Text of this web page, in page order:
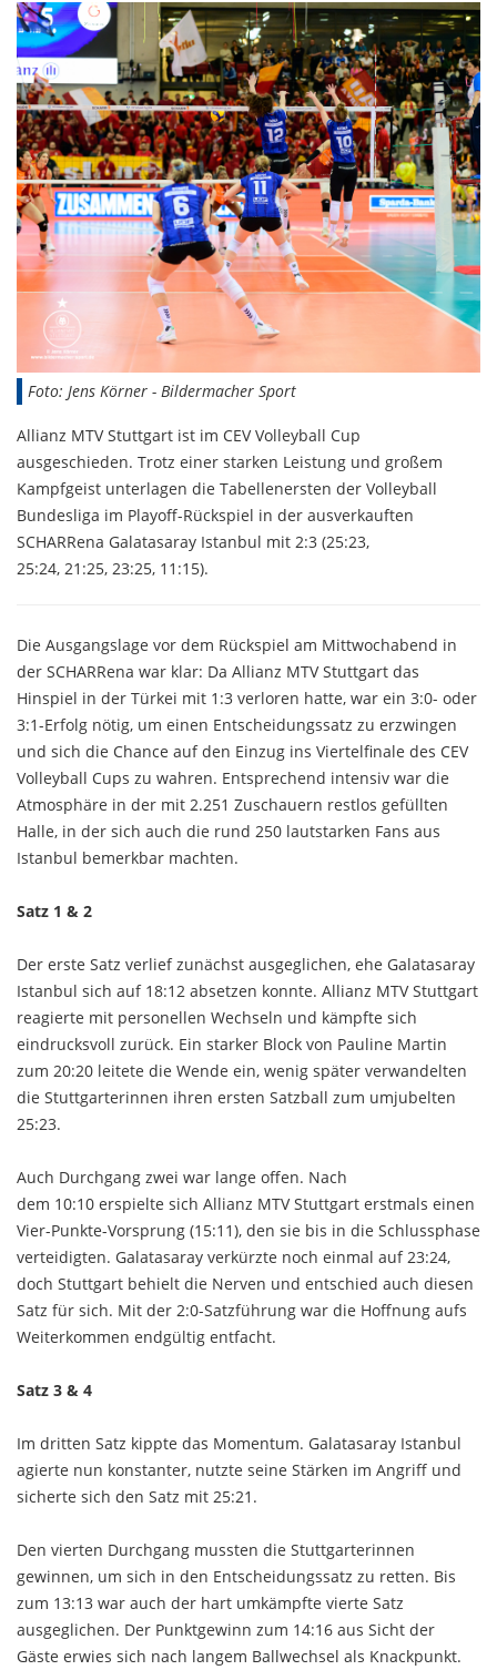
Foto: Jens Körner - Bildermacher Sport
Allianz MTV Stuttgart ist im CEV Volleyball Cup
ausgeschieden. Trotz einer starken Leistung und großem
Kampfgeist unterlagen die Tabellenersten der Volleyball
Bundesliga im Playoff-Rückspiel in der ausverkauften
SCHARRena Galatasaray Istanbul mit 2:3 (25:23,
25:24, 21:25, 23:25, 11:15).
Die Ausgangslage vor dem Rückspiel am Mittwochabend in
der SCHARRena war klar: Da Allianz MTV Stuttgart das
Hinspiel in der Türkei mit 1:3 verloren hatte, war ein 3:0- oder
3:1-Erfolg nötig, um einen Entscheidungssatz zu erzwingen
und sich die Chance auf den Einzug ins Viertelfinale des CEV
Volleyball Cups zu wahren. Entsprechend intensiv war die
Atmosphäre in der mit 2.251 Zuschauern restlos gefüllten
Halle, in der sich auch die rund 250 lautstarken Fans aus
Istanbul bemerkbar machten.
Satz 1 & 2
Der erste Satz verlief zunächst ausgeglichen, ehe Galatasaray
Istanbul sich auf 18:12 absetzen konnte. Allianz MTV Stuttgart
reagierte mit personellen Wechseln und kämpfte sich
eindrucksvoll zurück. Ein starker Block von Pauline Martin
zum 20:20 leitete die Wende ein, wenig später verwandelten
die Stuttgarterinnen ihren ersten Satzball zum umjubelten
25:23.
Auch Durchgang zwei war lange offen. Nach
dem 10:10 erspielte sich Allianz MTV Stuttgart erstmals einen
Vier-Punkte-Vorsprung (15:11), den sie bis in die Schlussphase
verteidigten. Galatasaray verkürzte noch einmal auf 23:24,
doch Stuttgart behielt die Nerven und entschied auch diesen
Satz für sich. Mit der 2:0-Satzführung war die Hoffnung aufs
Weiterkommen endgültig entfacht.
Satz 3 & 4
Im dritten Satz kippte das Momentum. Galatasaray Istanbul
agierte nun konstanter, nutzte seine Stärken im Angriff und
sicherte sich den Satz mit 25:21.
Den vierten Durchgang mussten die Stuttgarterinnen
gewinnen, um sich in den Entscheidungssatz zu retten. Bis
zum 13:13 war auch der hart umkämpfte vierte Satz
ausgeglichen. Der Punktgewinn zum 14:16 aus Sicht der
Gäste erwies sich nach langem Ballwechsel als Knackpunkt.